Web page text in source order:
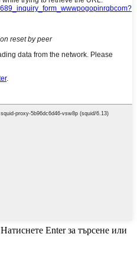
Натиснете Enter за търсене или